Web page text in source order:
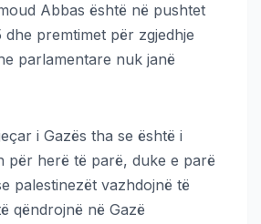
Abbas është në pushtet
dhe premtimet për zgjedhje
parlamentare nuk janë
i Gazës tha se është i
për herë të parë, duke e parë
palestinezët vazhdojnë të
qëndrojnë në Gazë